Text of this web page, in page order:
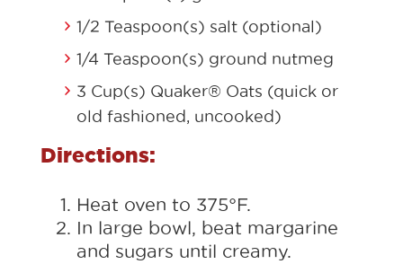
1/2 Teaspoon(s) salt (optional)
1/4 Teaspoon(s) ground nutmeg
3 Cup(s) Quaker® Oats (quick or
old fashioned, uncooked)
Directions:
Heat oven to 375°F.
In large bowl, beat margarine
and sugars until creamy.